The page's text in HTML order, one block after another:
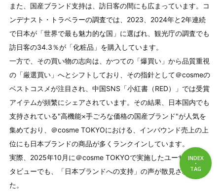
INDEX
TAG
INDEX
・
TAG
また、国産ブランド支持は、訪日客の間にも広まっています。コ
ンデナスト・トラベラーの調査では、 2023 2024年と 2年連続
で日本が「世界で最も魅力的な国」に選ばれ、観光庁の調査でも
訪日客の34.3％が「化粧品」を購入しています。
一方で、その買い物の志向は、かつての「爆買い」から品質重視
の「厳選買い」へとシフトしており、その指針として＠cosmeの
ベストコスメが注目され、中国SNS 「小紅書（RED）」では受賞
アイテムが頻繁にシェアされています。その結果、日本国内でも
支持されている"高機能×手ごろな価格の国産ブランド"が人気を
集めており、＠cosme TOKYOにおける、インバウンド売上の上
位にも日本ブランドの商品が多くランクインしています。
実際、 2025年10 月に＠cosme TOKYOで実施したユーザーイン
タビューでも、「日本ブランドへの支持」の声が散見されまし
た。